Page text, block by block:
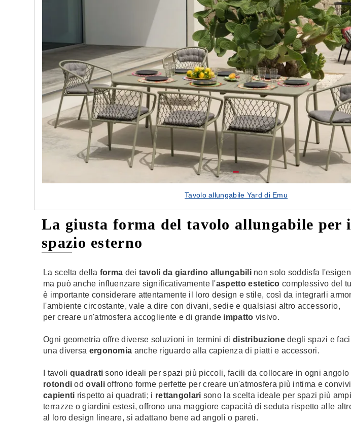
Tavolo allungabile Yard di Emu
La giusta forma del tavolo allungabile per
spazio esterno
La scelta della forma dei tavoli da giardino allungabili non solo soddisfa
ma può anche influenzare significativamente l'aspetto estetico complessivo del
è importante considerare attentamente il loro design e stile, così da integrarli
l'ambiente circostante, vale a dire con divani, sedie e qualsiasi altro accessorio,
per creare un'atmosfera accogliente e di grande impatto visivo.
Ogni geometria offre diverse soluzioni in termini di distribuzionedegli spazi e
una diversa ergonomia anche riguardo alla capienza di piatti e accessori.
I tavoli quadratisono ideali per spazi più piccoli, facili da collocare in ogni
rotondiod ovalioffrono forme perfette per creare un'atmosfera più intima e
capienti rispetto ai quadrati; i rettangolari sono la scelta ideale per spazi più
terrazze o giardini estesi, offrono una maggiore capacità di seduta rispetto alle
al loro design lineare, si adattano bene ad angoli o pareti.